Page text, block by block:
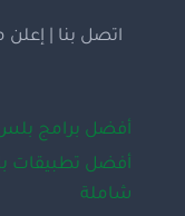
اتصل بنا | إعلن
أفضل برامج بلس
شاملة